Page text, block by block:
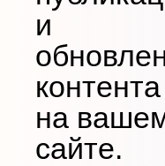
и
контента
на
сайте.